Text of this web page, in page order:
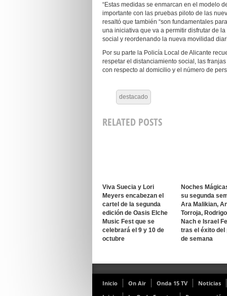
“Estas medidas se enmarcan en el modelo
importante con las pruebas piloto de las
resaltó que también “son fundamentales
una iniciativa que va a permitir disfrutar de
social y reordenando la nueva movilidad
Por su parte la Policía Local de Alicante
respetar el distanciamiento social, las
con respecto al domicilio y el número de
destacado
RELATED POSTS
Viva Suecia y Lori
Meyers encabezan el
cartel de la segunda
edición de Oasis Elche
Music Fest que se
celebrará el 9 y 10 de
octubre
Noches
su segunda
Ara Malikian,
Torroja,
Nach e Israel
tras el éxito del
de semana
Inicio On Air Onda 15 TV
Noticias